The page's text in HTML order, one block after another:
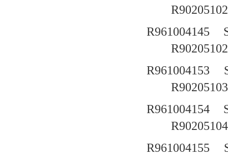
R961004145
R961004153
R961004154
R961004155